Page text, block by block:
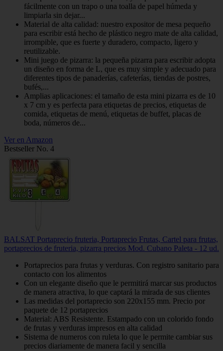
fácilmente con un trapo o una toalla de papel húmeda y
limpiarla sin dejar...
Material de alta calidad: nuestro expositor de mesa pequeño
para escribir está hecho de plástico negro mate de alta calidad,
irrompible, que es fuerte y duradero, compacto, ligero y
reutilizable.
Mini juego de pizarra: la pequeña pizarra para escribir adopta
un diseño en forma de L, que es muy simple y adecuado para
diferentes tipos de panaderías, cafeterías, tiendas de postres,
bufés,...
Amplias aplicaciones: el tamaño de esta mini pizarra es de 10
x 7 cm y es perfecta para etiquetas de precios, etiquetas de
comida, etiquetas de menú, etiquetas de buffet, placas de
boda, números de...
Ver en Amazon
Bestseller No. 4
BALSAT Portaprecio fruteria, Portaprecio Frutas, Cartel para frutas,
portaprecios de fruteria, pizarra precios Mod. Cubano Paleta - 12 ud.
Portaprecios para frutas y verduras. Con registro sanitario para
contacto con los alimentos
Con un elegante diseño que le permitirá marcar sus productos
de manera atractiva, lo que captará la mirada de sus clientes
Las medidas del portaprecio son 220x155 mm. Precio por
paquete de 12 portaprecios
Material: ABS Resistente. Estampado con un colorido fondo
de frutas y verduras impresos en alta calidad
Sistema de numeros con ruleta lo que le permite cambiar sus
precios diariamente de manera facil y sencilla